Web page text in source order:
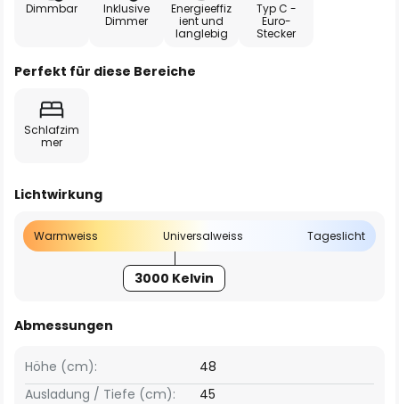
Dimmbar
Inklusive
Dimmer
Energieeffiz
ient und
langlebig
Typ C -
Euro-
Stecker
Perfekt für diese Bereiche
Schlafzim
mer
Lichtwirkung
Warmweiss Universalweiss Tageslicht
3000 Kelvin
Abmessungen
Höhe (cm):
48
Ausladung / Tiefe (cm):
45